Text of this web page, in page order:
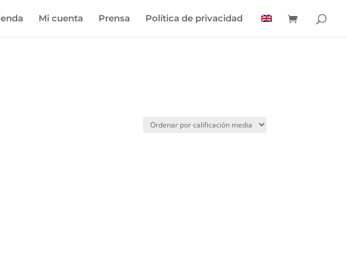
Mi cuenta Prensa Política de privacidad